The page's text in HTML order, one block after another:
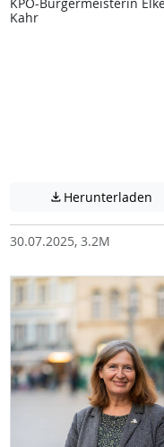
Kahr
 Herunterladen
30.07.2025, 3.2M